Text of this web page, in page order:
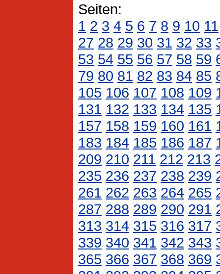
Seiten:
1 2 3 4 5 6 7 8 9 10 11
27 28 29 30 31 32 33
53 54 55 56 57 58 59
79 80 81 82 83 84 85
105 106 107 108 109
131 132 133 134 135
157 158 159 160 161
183 184 185 186 187
209 210 211 212 213
235 236 237 238 239
261 262 263 264 265
287 288 289 290 291
313 314 315 316 317
339 340 341 342 343
365 366 367 368 369